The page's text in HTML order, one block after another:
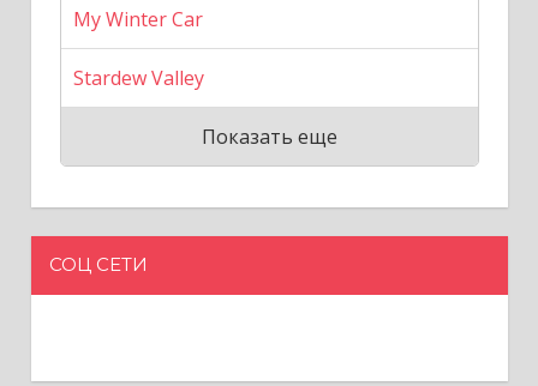
My Winter Car
Stardew Valley
Показать еще
СОЦ СЕТИ